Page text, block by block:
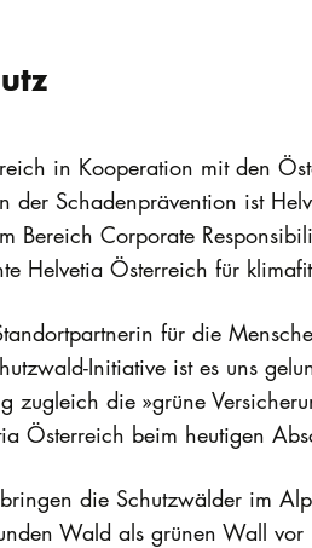
in Kooperation mit den
der Schadenprävention ist
Bereich Corporate
Helvetia Österreich für
für die
Initiative ist es uns
zugleich die »grüne
Österreich beim heutigen
die Schutzwälder im
Wald als grünen Wall